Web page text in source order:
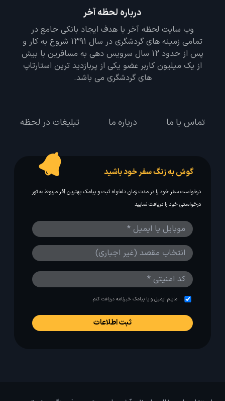
درباره لحظه آخر
وب سایت لحظه آخر با هدف ایجاد بانکی جامع در
تمامی زمینه های گردشگری در سال 1391 شروع به کار و
پس از حدود 12 سال سرویس دهی به مسافرین با بیش
از یک میلیون کاربر عضو یکی از پربازدید ترین استارتاپ
های گردشگری می باشد.
تماس با ما درباره ما تبلیغات در لحظه
گوش به زنگ سفر خود باشید
درخواست سفر خود را در مدت زمان دلخواه ثبت و پیامک بهترین آفر مربوط به تور
درخواستی خود را دریافت نمایید
مایلم ایمیل و یا پیامک خبرنامه دریافت کنم.